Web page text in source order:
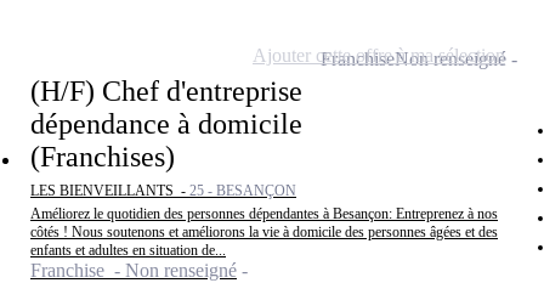
(H/F) Chef d'entreprise
dépendance à domicile
(Franchises)
LES BIENVEILLANTS - 25 - BESANÇON
Améliorez le quotidien des personnes dépendantes à Besançon: Entreprenez à nos
côtés ! Nous soutenons et améliorons la vie à domicile des personnes âgées et des
enfants et adultes en situation de...
Franchise - Non renseigné
FranchiseNon renseigné
Ajouter cette offre à ma sélection